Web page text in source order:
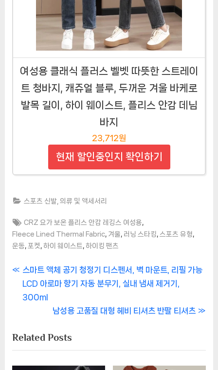
여성용 클래식 플러스 벨벳 따뜻한 스트레이
트 청바지, 캐쥬얼 블루, 두꺼운 겨울 바케로
발목 길이, 하이 웨이스트, 플리스 안감 데님
바지
23,712원
현재 할인중인지 확인하기
스포츠 신발, 의류 및 액세서리
Tags:
CRZ 요가 보온 플리스 안감 레깅스 여성용
Fleece Lined Thermal Fabric 겨울 러닝 스타킹 스포츠 유형
운동 포켓 하이 웨이스트 하이킹 팬츠
글
탐
P
r
e
o
u
s
스마트 액체 공기 청정기 디스펜서, 벽 마운트, 리필 가능
LCD 아로마 향기 자동 분무기, 실내 냄새 제거기,
300ml
N
x
t
P
남성용 고품질 대형 헤비 티셔츠 반팔 티셔츠
Related Posts